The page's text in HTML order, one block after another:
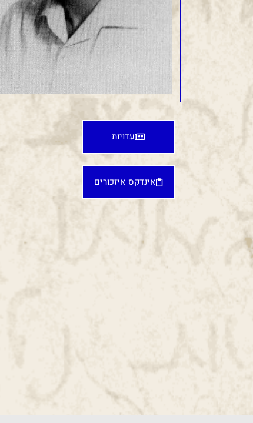
עדויות
אינדקס איזכורים